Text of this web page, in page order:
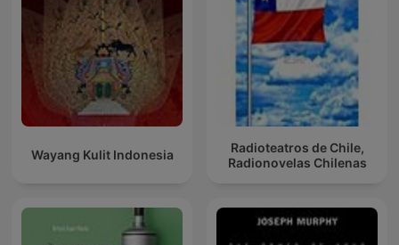
Wayang Kulit Indonesia
Radioteatros de Chile,
Radionovelas Chilenas